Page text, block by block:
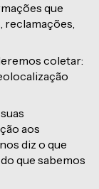
que
reclamações,
coletar:
aos
diz o que
que sabemos